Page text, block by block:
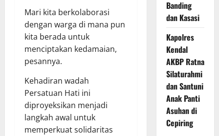
Mari kita berkolaborasi
dengan warga di mana pun
kita berada untuk
menciptakan kedamaian,
pesannya.
Kehadiran wadah
Persatuan Hati ini
diproyeksikan menjadi
langkah awal untuk
memperkuat solidaritas
Banding
dan Kasasi
Kapolres
Kendal
AKBP Ratna
Silaturahmi
dan Santuni
Anak Panti
Asuhan di
Cepiring